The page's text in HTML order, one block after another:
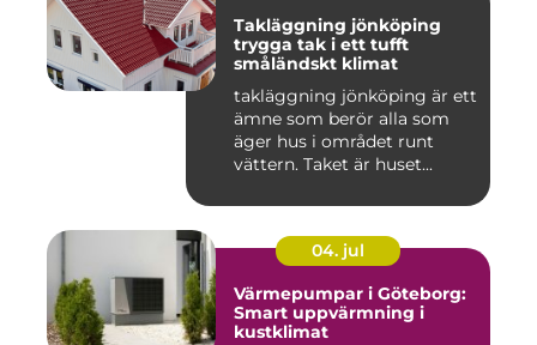
Takläggning jönköping
trygga tak i ett tufft
småländskt klimat
takläggning jönköping är ett
ämne som berör alla som
äger hus i området runt
vättern. Taket är huset...
04. jul
Värmepumpar i Göteborg:
Smart uppvärmning i
kustklimat